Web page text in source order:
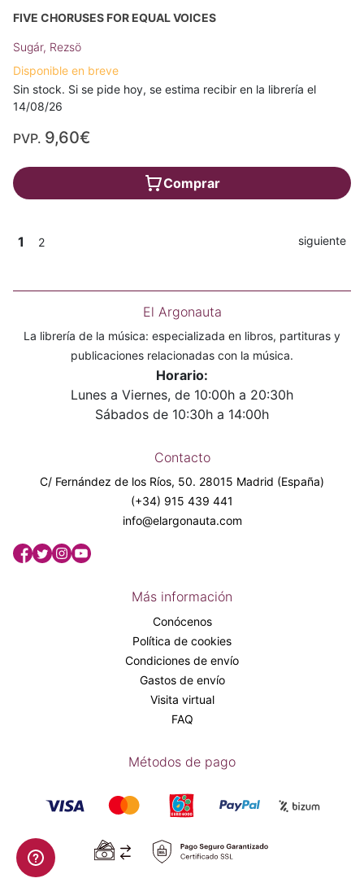
FIVE CHORUSES FOR EQUAL VOICES
Sugár, Rezsö
Disponible en breve
Sin stock. Si se pide hoy, se estima recibir en la librería el
14/08/26
PVP. 9,60€
Comprar
1 2 siguiente
El Argonauta
La librería de la música: especializada en libros, partituras y
publicaciones relacionadas con la música.
Horario:
Lunes a Viernes, de 10:00h a 20:30h
Sábados de 10:30h a 14:00h
Contacto
C/ Fernández de los Ríos, 50. 28015 Madrid (España)
(+34) 915 439 441
info@elargonauta.com
Más información
Conócenos
Política de cookies
Condiciones de envío
Gastos de envío
Visita virtual
FAQ
Métodos de pago